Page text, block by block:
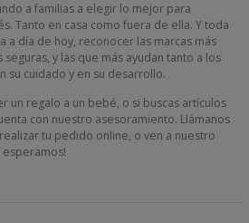
a familias a elegir lo mejor para
Tanto en casa como fuera de ella. Y toda
a día de hoy, reconocer las marcas más
y las que más ayudan tanto a los
su cuidado y en su desarrollo.
un regalo a un bebé, o si buscas artículos
con nuestro asesoramiento. Llámanos
tu pedido online, o ven a nuestro
esperamos!